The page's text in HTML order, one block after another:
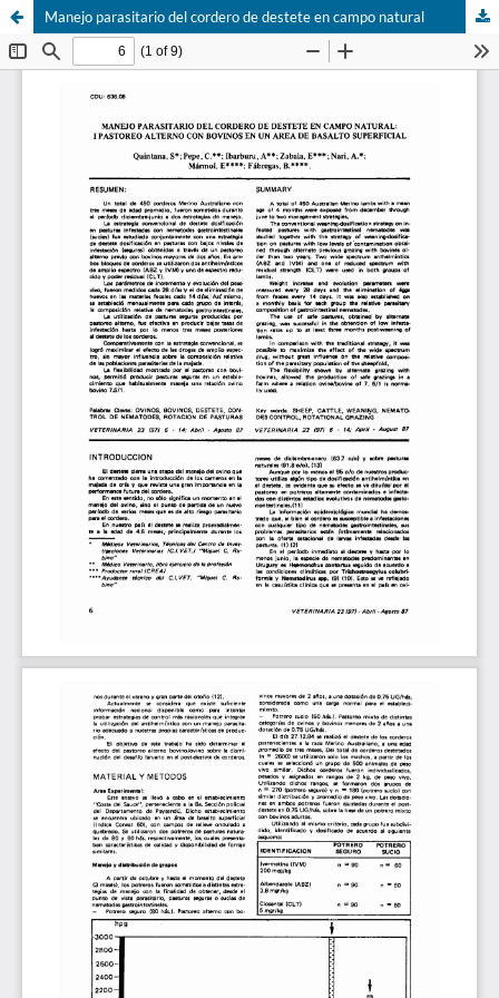
Manejo parasitario del cordero de destete en campo natural